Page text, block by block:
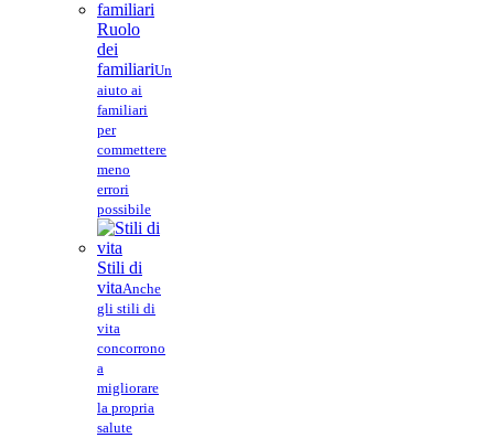
Ruolo
dei
familiariUn
aiuto ai
familiari
per
commettere
meno
errori
possibile
Stili di
vitaAnche
gli stili di
vita
concorrono
a
migliorare
la propria
salute